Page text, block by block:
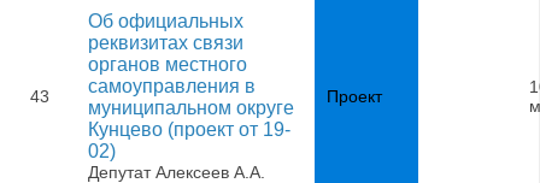
43
Об официальных
реквизитах связи
органов местного
самоуправления в
муниципальном округе
Кунцево (проект от 19-
02)
Депутат Алексеев А.А.
Проект